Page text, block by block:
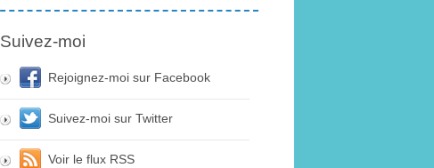
Suivez-moi
Rejoignez-moi sur Facebook
Suivez-moi sur Twitter
Voir le flux RSS